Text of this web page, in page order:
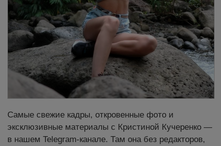
Самые свежие кадры, откровенные фото и
эксклюзивные материалы с Кристиной Кучеренко —
в нашем Telegram-канале. Там она без редакторов,